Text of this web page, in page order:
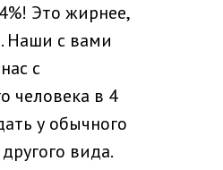
Это жирнее,
Наши с вами
с
человека в 4
у обычного
вида.